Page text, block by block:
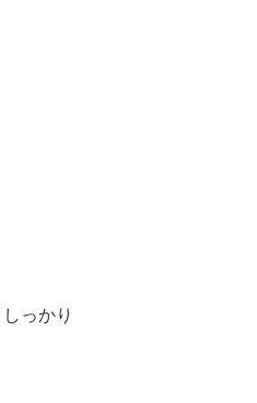
しっかり